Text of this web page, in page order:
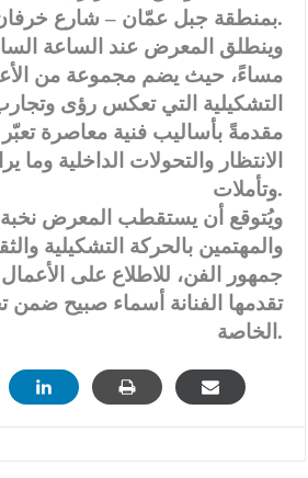
بمنطقة جبل عمّان – شارع خرفان 38.
وينطلق المعرض عند الساعة
مساءً، حيث يضم مجموعة من
التشكيلية التي تعكس رؤى
مقدمةً بأساليب فنية معاصرة
الانتظار والتحولات الداخلية وما
وتأملات.
ويُتوقع أن يستقطب المعرض نخبة
والمهتمين بالحركة التشكيلية
جمهور الفن، للاطلاع على
تقدمها الفنانة أسماء صبيح ضمن
الخاصة.